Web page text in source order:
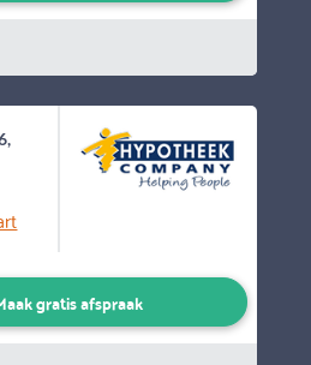
gratis afspraak